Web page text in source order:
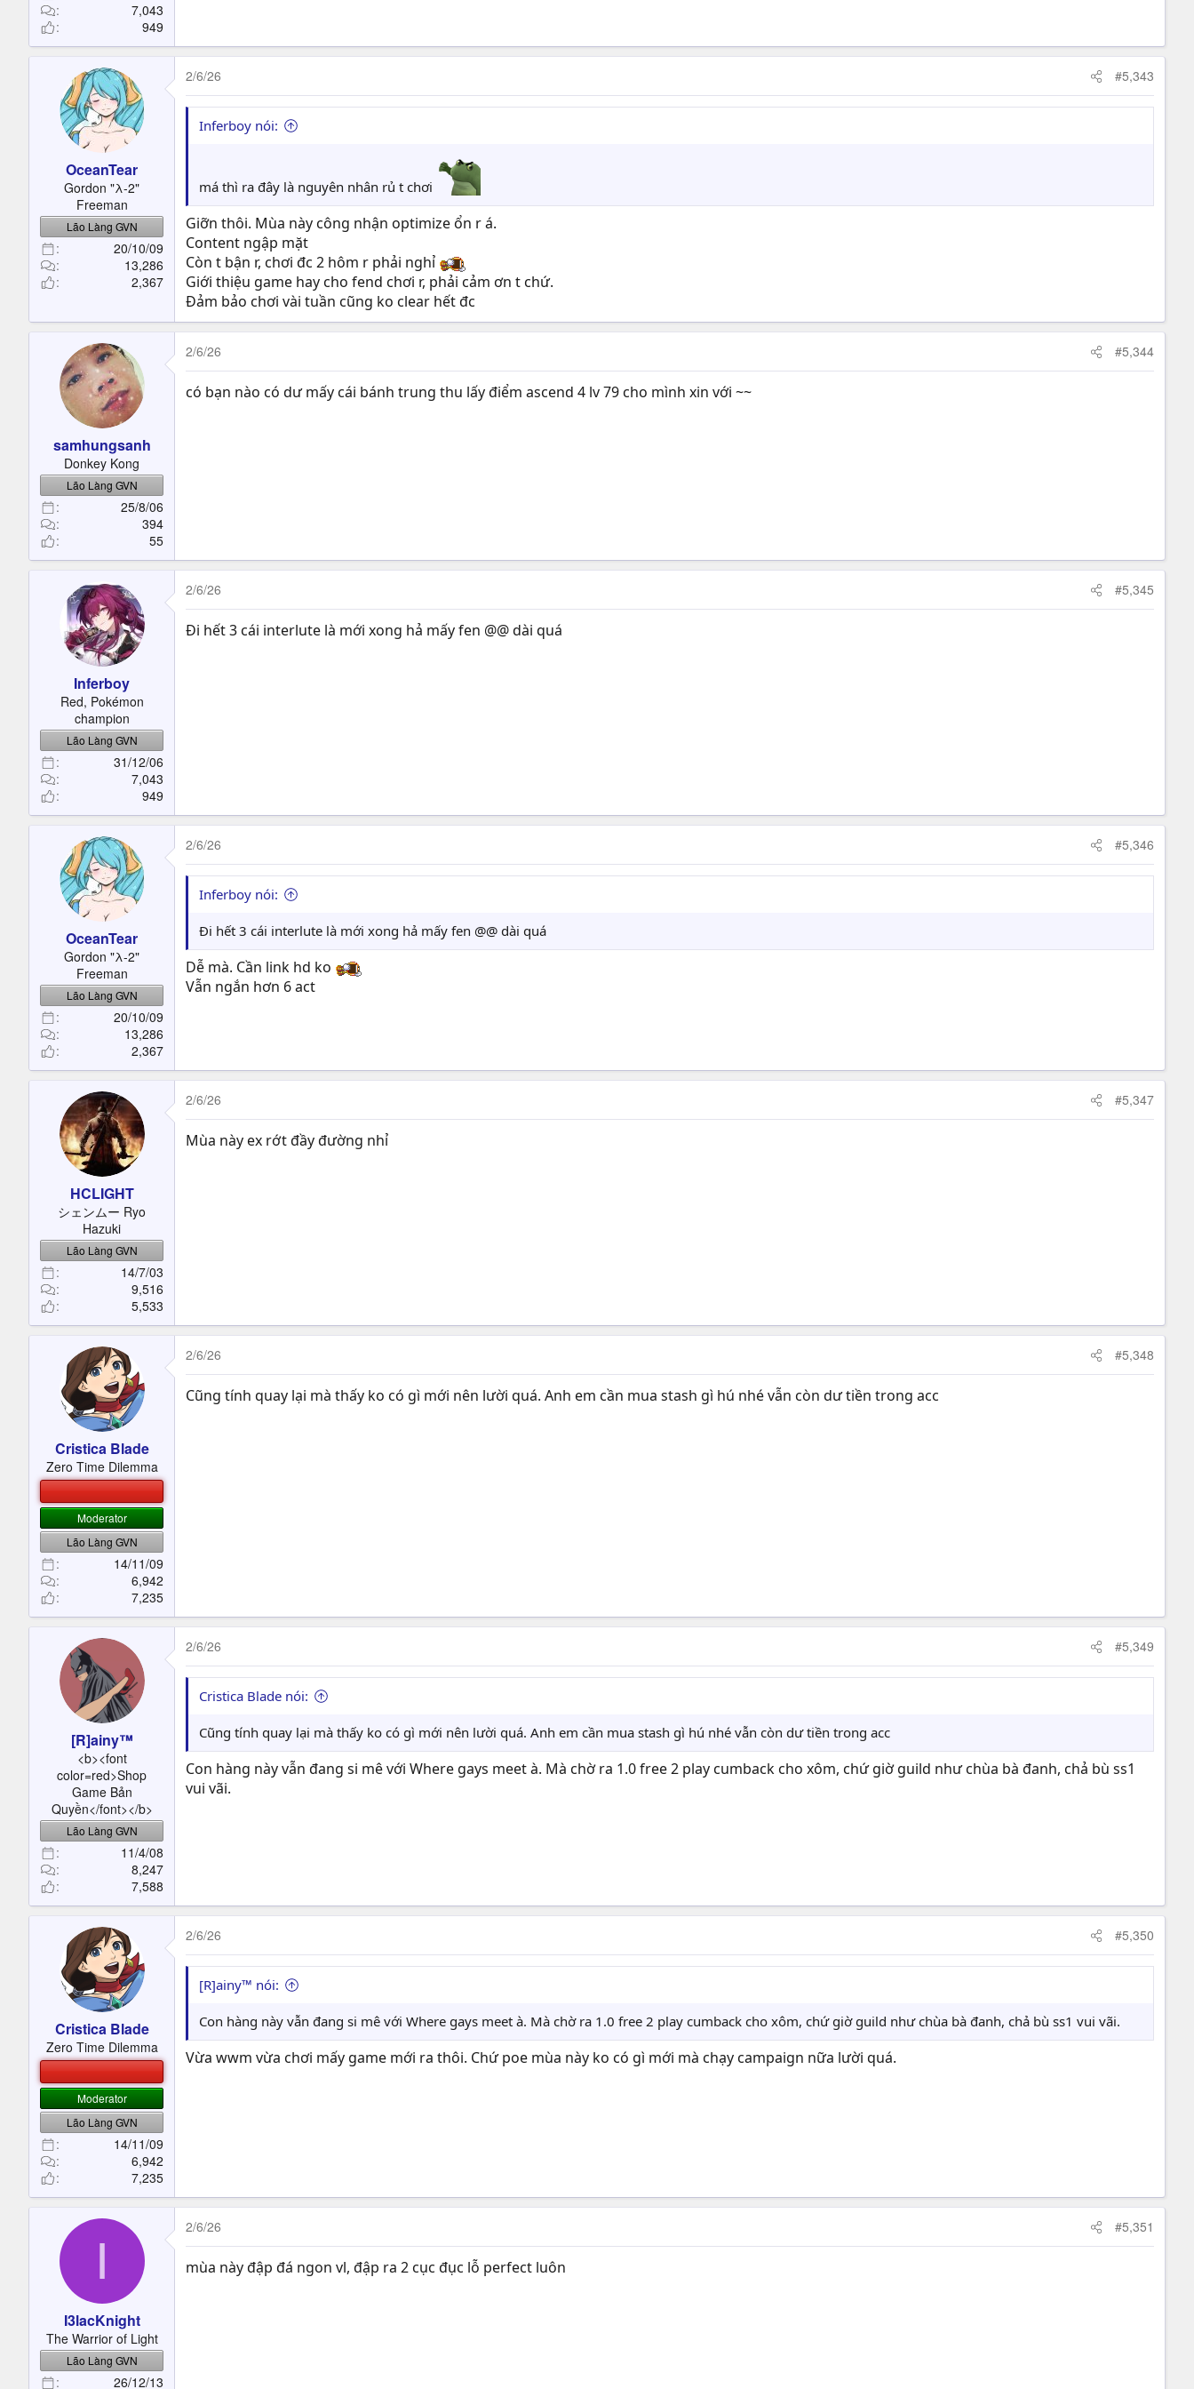
7,043
949
OceanTear
Gordon "λ-2"
Freeman
Lão Làng GVN
20/10/09
13,286
2,367
2/6/26 #5,343
Inferboy nói:
má thì ra đây là nguyên nhân rủ t chơi
Giỡn thôi. Mùa này công nhận optimize ổn r á.
Content ngập mặt
Còn t bận r, chơi đc 2 hôm r phải nghỉ
Giới thiệu game hay cho fend chơi r, phải cảm ơn t chứ.
Đảm bảo chơi vài tuần cũng ko clear hết đc
samhungsanh
Donkey Kong
Lão Làng GVN
25/8/06
394
55
2/6/26 #5,344
có bạn nào có dư mấy cái bánh trung thu lấy điểm ascend 4 lv 79 cho mình xin với ~~
Inferboy
Red, Pokémon
champion
Lão Làng GVN
31/12/06
7,043
949
2/6/26 #5,345
Đi hết 3 cái interlute là mới xong hả mấy fen @@ dài quá
OceanTear
Gordon "λ-2"
Freeman
Lão Làng GVN
20/10/09
13,286
2,367
2/6/26 #5,346
Inferboy nói:
Đi hết 3 cái interlute là mới xong hả mấy fen @@ dài quá
Dễ mà. Cần link hd ko
Vẫn ngắn hơn 6 act
HCLIGHT
シェンムー Ryo
Hazuki
Lão Làng GVN
14/7/03
9,516
5,533
2/6/26 #5,347
Mùa này ex rớt đầy đường nhỉ
Cristica Blade
Zero Time Dilemma
BETA TESTER, NHÂN VIÊN TEST HIỆU ỨNG KHÔNG CÔNG VÔ THỜI HẠN, TEXT SIÊU DÀI THỬ THÁCH NGƯỜI ĐỌC
Moderator
Lão Làng GVN
14/11/09
6,942
7,235
2/6/26 #5,348
Cũng tính quay lại mà thấy ko có gì mới nên lười quá. Anh em cần mua stash gì hú nhé vẫn còn dư tiền trong acc
[R]ainy™
<b><font
color=red>Shop
Game Bản
Quyền</font></b>
Lão Làng GVN
11/4/08
8,247
7,588
2/6/26 #5,349
Cristica Blade nói:
Cũng tính quay lại mà thấy ko có gì mới nên lười quá. Anh em cần mua stash gì hú nhé vẫn còn dư tiền trong acc
Con hàng này vẫn đang si mê với Where gays meet à. Mà chờ ra 1.0 free 2 play cumback cho xôm, chứ giờ guild như chùa bà đanh, chả bù ss1
vui vãi.
Cristica Blade
Zero Time Dilemma
BETA TESTER, NHÂN VIÊN TEST HIỆU ỨNG KHÔNG CÔNG VÔ THỜI HẠN, TEXT SIÊU DÀI THỬ THÁCH NGƯỜI ĐỌC
Moderator
Lão Làng GVN
14/11/09
6,942
7,235
2/6/26 #5,350
[R]ainy™ nói:
Con hàng này vẫn đang si mê với Where gays meet à. Mà chờ ra 1.0 free 2 play cumback cho xôm, chứ giờ guild như chùa bà đanh, chả bù ss1 vui vãi.
Vừa wwm vừa chơi mấy game mới ra thôi. Chứ poe mùa này ko có gì mới mà chạy campaign nữa lười quá.
I
I3lacKnight
The Warrior of Light
Lão Làng GVN
26/12/13
2/6/26 #5,351
mùa này đập đá ngon vl, đập ra 2 cục đục lỗ perfect luôn